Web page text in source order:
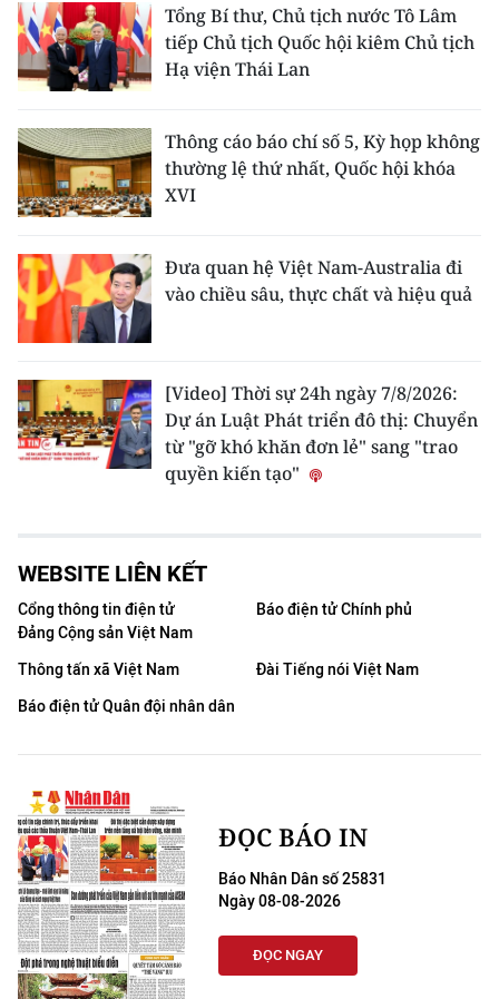
Tổng Bí thư, Chủ tịch nước Tô Lâm
tiếp Chủ tịch Quốc hội kiêm Chủ tịch
Hạ viện Thái Lan
Thông cáo báo chí số 5, Kỳ họp không
thường lệ thứ nhất, Quốc hội khóa
XVI
Đưa quan hệ Việt Nam-Australia đi
vào chiều sâu, thực chất và hiệu quả
[Video] Thời sự 24h ngày 7/8/2026:
Dự án Luật Phát triển đô thị: Chuyển
từ "gỡ khó khăn đơn lẻ" sang "trao
quyền kiến tạo"
WEBSITE LIÊN KẾT
Cổng thông tin điện tử
Đảng Cộng sản Việt Nam
Báo điện tử Chính phủ
Thông tấn xã Việt Nam
Đài Tiếng nói Việt Nam
Báo điện tử Quân đội nhân dân
ĐỌC BÁO IN
Báo Nhân Dân số 25831
Ngày 08-08-2026
ĐỌC NGAY